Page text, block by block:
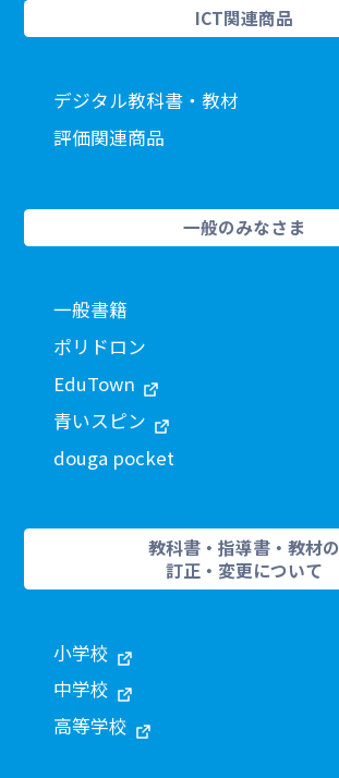
ICT関連商品
デジタル教科書・教材
評価関連商品
一般のみなさま
一般書籍
ポリドロン
EduTown
青いスピン
douga pocket
教科書・指導書・教材の
訂正・変更について
小学校
中学校
高等学校